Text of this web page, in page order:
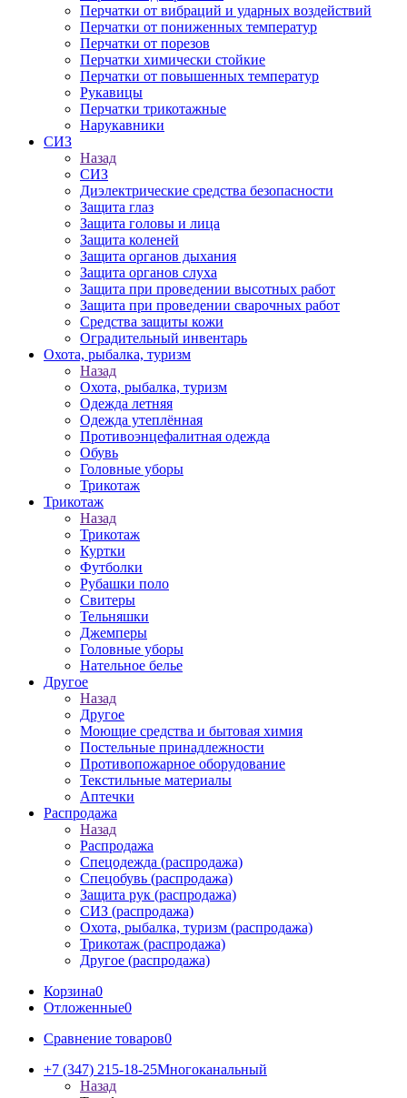
Перчатки от вибраций и ударных воздействий
Перчатки от пониженных температур
Перчатки от порезов
Перчатки химически стойкие
Перчатки от повышенных температур
Рукавицы
Перчатки трикотажные
Нарукавники
СИЗ
Назад
СИЗ
Диэлектрические средства безопасности
Защита глаз
Защита головы и лица
Защита коленей
Защита органов дыхания
Защита органов слуха
Защита при проведении высотных работ
Защита при проведении сварочных работ
Средства защиты кожи
Оградительный инвентарь
Охота, рыбалка, туризм
Назад
Охота, рыбалка, туризм
Одежда летняя
Одежда утеплённая
Противоэнцефалитная одежда
Обувь
Головные уборы
Трикотаж
Трикотаж
Назад
Трикотаж
Куртки
Футболки
Рубашки поло
Свитеры
Тельняшки
Джемперы
Головные уборы
Нательное белье
Другое
Назад
Другое
Моющие средства и бытовая химия
Постельные принадлежности
Противопожарное оборудование
Текстильные материалы
Аптечки
Распродажа
Назад
Распродажа
Спецодежда (распродажа)
Спецобувь (распродажа)
Защита рук (распродажа)
СИЗ (распродажа)
Охота, рыбалка, туризм (распродажа)
Трикотаж (распродажа)
Другое (распродажа)
Корзина0
Отложенные0
Сравнение товаров0
+7 (347) 215-18-25Многоканальный
Назад